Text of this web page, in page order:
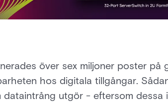
över sex miljoner poster på
hos digitala tillgångar.
dataintrång utgör - eftersom